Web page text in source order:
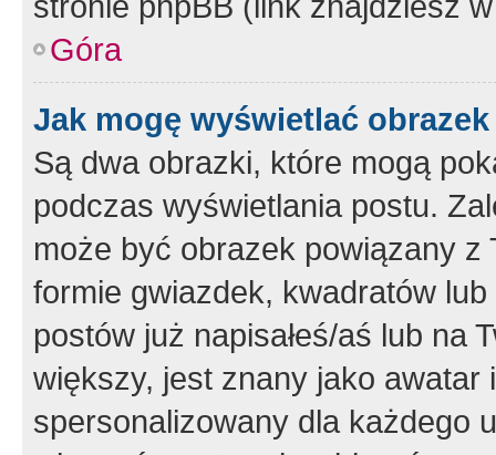
Góra
Jak mogę wyświetlać
Są dwa obrazki, które mogą
podczas wyświetlania postu.
może być obrazek powiązany z
formie gwiazdek, kwadratów
postów już napisałeś/aś lub na
większy, jest znany jako
spersonalizowany dla każdego